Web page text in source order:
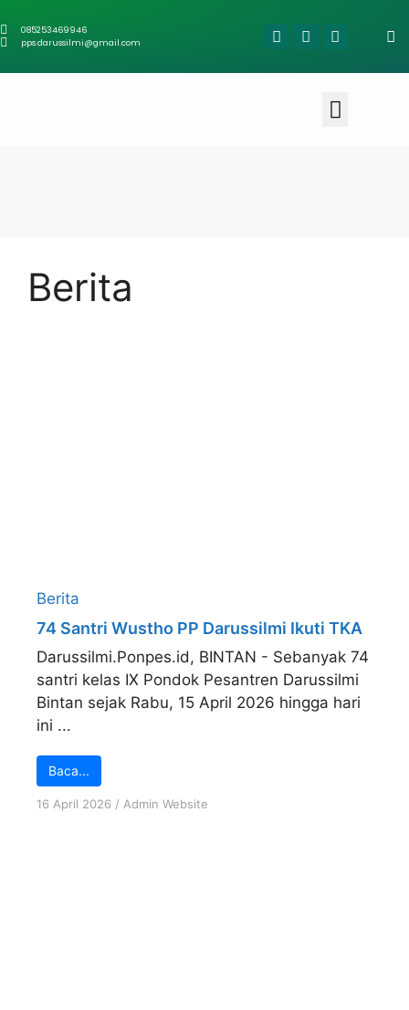
085253469946
pps.darussilmi@gmail.com
Berita
Berita
74 Santri Wustho PP Darussilmi Ikuti TKA
Darussilmi.Ponpes.id, BINTAN - Sebanyak 74
santri kelas IX Pondok Pesantren Darussilmi
Bintan sejak Rabu, 15 April 2026 hingga hari
ini ...
Baca...
16 April 2026 / Admin Website